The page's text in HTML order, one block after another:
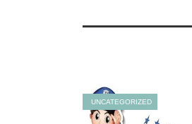
UNCATEGORIZED